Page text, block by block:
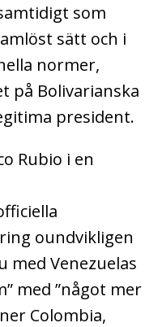
som
sätt och i
normer,
på Bolivarianska
president.
Rubio i en
oundvikligen
med Venezuelas
med ”något mer
Colombia,